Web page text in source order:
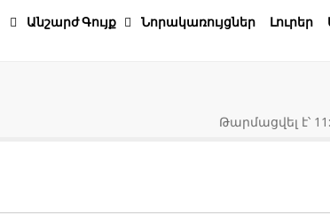
Անշարժ Գույք Նորակառույցներ Լուրեր
Թարմացվել է՝